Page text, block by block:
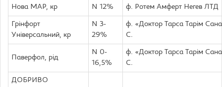
Нова МАР, кр N 12% ф. Ротем Амферт Негев ЛТД
Грінфорт
Універсальний, кр
N 3-
29%
ф. «Доктор Тарса Тарім
С.
Паверфол, рід
N 0-
16,5%
ф. «Доктор Тарса Тарім
С.
ДОБРИВО